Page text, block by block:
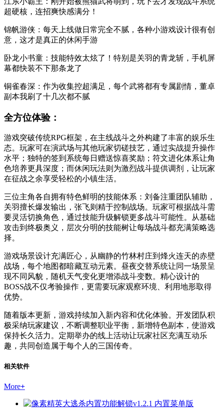
超硬核，连招爽快感满分！
锦帆游侠：每天上线做日常完全不腻，各种小游戏设计很有创
意，这才是真正的休闲手游
卧龙小书童：技能特效太炫了！特别是关羽的青龙斩，手机屏
幕都快装不下那条龙了
铜雀春深：作为收集控超满足，每个武将都有专属剧情，董卓
副本我刷了十几次都不腻
全方位体验：
游戏突破传统RPG框架，在主线战斗之外构建了丰富的娱乐生
态。玩家可在演武场与其他玩家切磋技艺，通过实战提升操作
水平；独特的签到系统每日赠送惊喜奖励；符文进化体系让角
色培养更具深度；而休闲玩法则为激烈战斗提供调剂，让玩家
在征战之余享受轻松的小镇生活。
三位主角各自拥有特色鲜明的技能体系：刘备注重团队辅助，
关羽擅长爆发输出，张飞则精于控制战场。玩家可根据战斗需
要灵活切换角色，通过技能升级解锁更多战斗可能性。从基础
攻击到终极奥义，层次分明的技能树让每场战斗都充满策略选
择。
游戏场景设计充满匠心，从幽静的竹林村庄到烽火连天的赤壁
战场，每个地图都暗藏互动元素。昼夜交替系统让同一场景呈
现不同风貌，随机天气变化更增添战斗变数。精心设计的
BOSS战不仅考验操作，更需要玩家观察环境、利用地形取得
优势。
随着版本更新，游戏持续加入新内容和优化体验。开发团队积
极采纳玩家建议，不断调整职业平衡，新增特色副本，使游戏
保持长久活力。定期举办的线上活动让玩家社区充满互动乐
趣，共同创造属于每个人的三国传奇。
相关软件
More+